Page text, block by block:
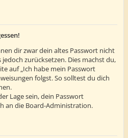
dir zwar dein altes Passwort nicht
zurücksetzen. Dies machst du,
auf „Ich habe mein Passwort
folgst. So solltest du dich
Lage sein, dein Passwort
an die Board-Administration.